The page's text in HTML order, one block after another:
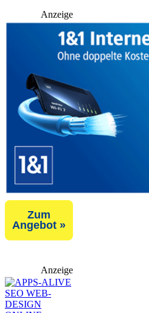
Anzeige
Zum
Angebot »
Anzeige